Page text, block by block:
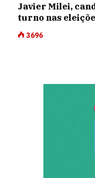
Javier Milei,
turno nas
3696